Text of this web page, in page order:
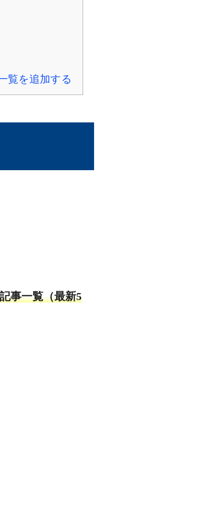
覧を追加する
事一覧（最新5